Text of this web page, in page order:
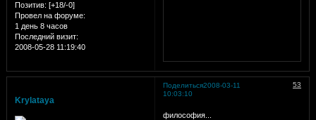
Позитив: [+18/-0]
Провел на форуме:
1 день 8 часов
Последний визит:
2008-05-28 11:19:40
Поделиться 53
2008-03-11
10:03:10
Krylataya
философия...